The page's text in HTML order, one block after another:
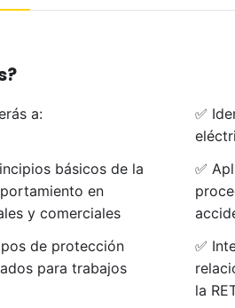
a:
✅
básicos de la
en
y comerciales
✅
de protección
para trabajos
✅
la